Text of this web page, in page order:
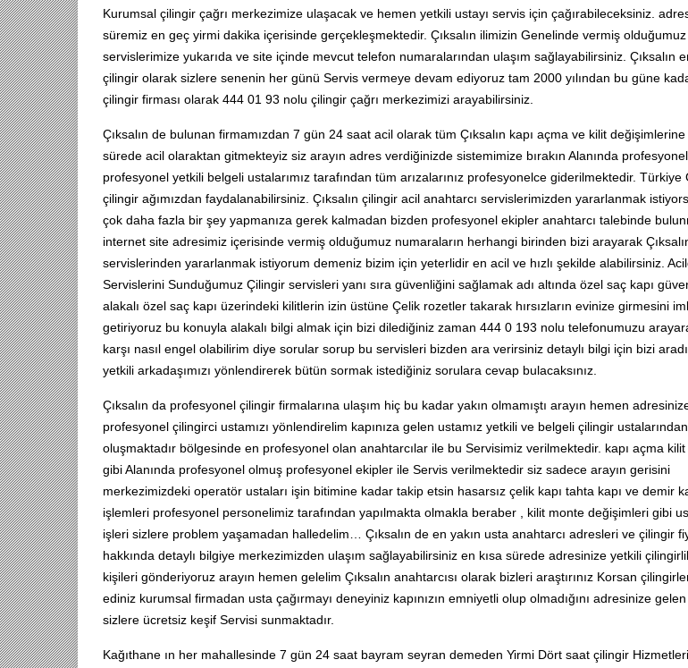
Kurumsal çilingir çağrı merkezimize ulaşacak ve hemen yetkili ustayı servis için çağırabileceksiniz.
süremiz en geç yirmi dakika içerisinde gerçekleşmektedir. Çıksalın ilimizin Genelinde vermiş
servislerimize yukarıda ve site içinde mevcut telefon numaralarından ulaşım sağlayabilirsiniz. Çıksalın
çilingir olarak sizlere senenin her günü Servis vermeye devam ediyoruz tam 2000 yılından bu güne
çilingir firması olarak 444 01 93 nolu çilingir çağrı merkezimizi arayabilirsiniz.
Çıksalın de bulunan firmamızdan 7 gün 24 saat acil olarak tüm Çıksalın kapı açma ve kilit değişimlerine
sürede acil olaraktan gitmekteyiz siz arayın adres verdiğinizde sistemimize bırakın Alanında
profesyonel yetkili belgeli ustalarımız tarafından tüm arızalarınız profesyonelce giderilmektedir. Türkiye
çilingir ağımızdan faydalanabilirsiniz. Çıksalın çilingir acil anahtarcı servislerimizden yararlanmak
çok daha fazla bir şey yapmanıza gerek kalmadan bizden profesyonel ekipler anahtarcı talebinde
internet site adresimiz içerisinde vermiş olduğumuz numaraların herhangi birinden bizi arayarak
servislerinden yararlanmak istiyorum demeniz bizim için yeterlidir en acil ve hızlı şekilde alabilirsiniz.
Servislerini Sunduğumuz Çilingir servisleri yanı sıra güvenliğini sağlamak adı altında özel saç kapı
alakalı özel saç kapı üzerindeki kilitlerin izin üstüne Çelik rozetler takarak hırsızların evinize girmesini
getiriyoruz bu konuyla alakalı bilgi almak için bizi dilediğiniz zaman 444 0 193 nolu telefonumuzu
karşı nasıl engel olabilirim diye sorular sorup bu servisleri bizden ara verirsiniz detaylı bilgi için bizi
yetkili arkadaşımızı yönlendirerek bütün sormak istediğiniz sorulara cevap bulacaksınız.
Çıksalın da profesyonel çilingir firmalarına ulaşım hiç bu kadar yakın olmamıştı arayın hemen
profesyonel çilingirci ustamızı yönlendirelim kapınıza gelen ustamız yetkili ve belgeli çilingir ustalarından
oluşmaktadır bölgesinde en profesyonel olan anahtarcılar ile bu Servisimiz verilmektedir. kapı açma
gibi Alanında profesyonel olmuş profesyonel ekipler ile Servis verilmektedir siz sadece arayın gerisini
merkezimizdeki operatör ustaları işin bitimine kadar takip etsin hasarsız çelik kapı tahta kapı ve demir
işlemleri profesyonel personelimiz tarafından yapılmakta olmakla beraber , kilit monte değişimleri gibi
işleri sizlere problem yaşamadan halledelim… Çıksalın de en yakın usta anahtarcı adresleri ve çilingir
hakkında detaylı bilgiye merkezimizden ulaşım sağlayabilirsiniz en kısa sürede adresinize yetkili
kişileri gönderiyoruz arayın hemen gelelim Çıksalın anahtarcısı olarak bizleri araştırınız Korsan
ediniz kurumsal firmadan usta çağırmayı deneyiniz kapınızın emniyetli olup olmadığını adresinize
sizlere ücretsiz keşif Servisi sunmaktadır.
Kağıthane ın her mahallesinde 7 gün 24 saat bayram seyran demeden Yirmi Dört saat çilingir